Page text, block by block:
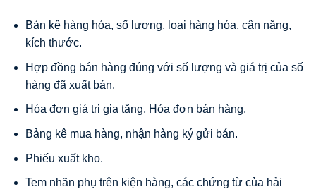
Bản kê hàng hóa, số lượng, loại hàng hóa, cân nặng,
kích thước.
Hợp đồng bán hàng đúng với số lượng và giá trị của số
hàng đã xuất bán.
Hóa đơn giá trị gia tăng, Hóa đơn bán hàng.
Bảng kê mua hàng, nhận hàng ký gửi bán.
Phiếu xuất kho.
Tem nhãn phụ trên kiện hàng, các chứng từ của hải